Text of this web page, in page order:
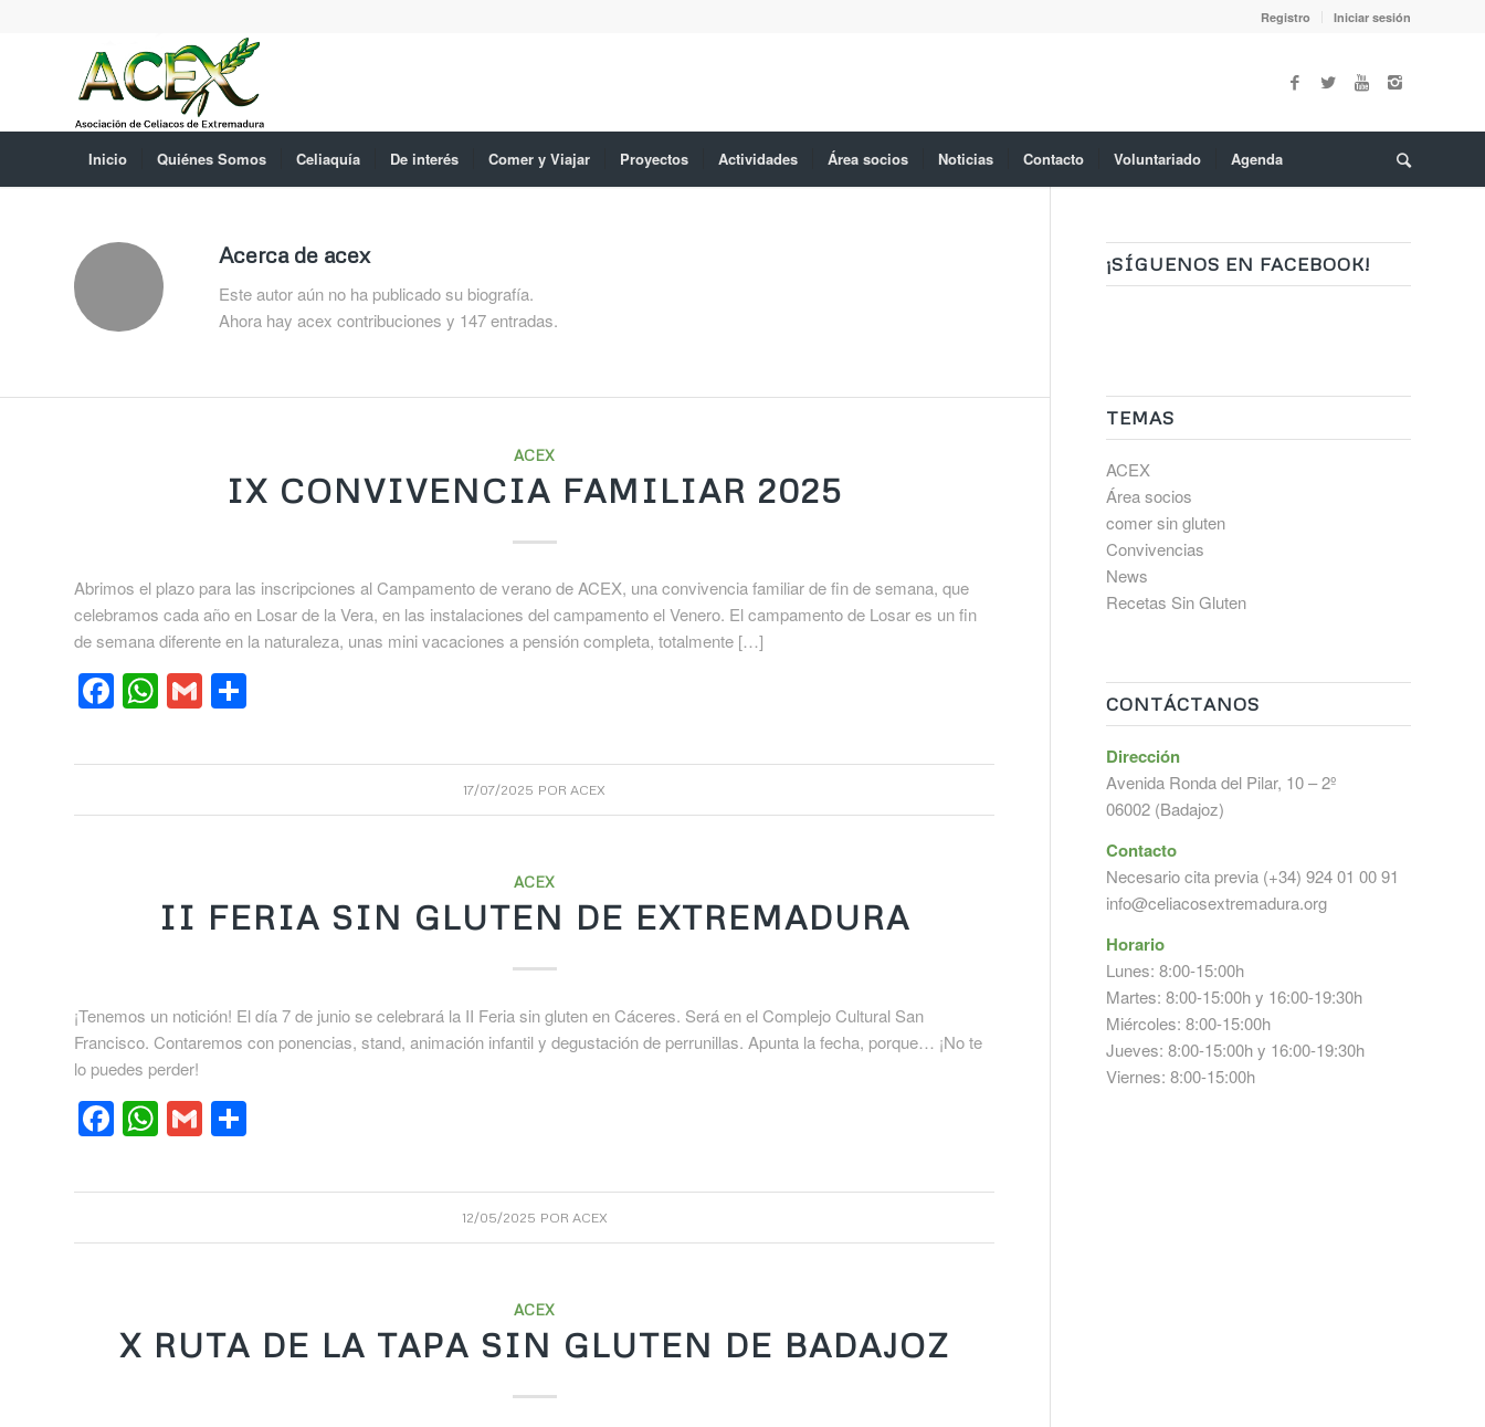
Registro Iniciar sesión
Inicio Quiénes Somos Celiaquía De interés Comer y Viajar Proyectos Actividades Área socios Noticias Contacto Voluntariado Agenda
Acerca de acex
Este autor aún no ha publicado su biografía.
Ahora hay acex contribuciones y 147 entradas.
ACEX
IX CONVIVENCIA FAMILIAR 2025
Abrimos el plazo para las inscripciones al Campamento de verano de ACEX, una convivencia familiar de fin de semana, que
celebramos cada año en Losar de la Vera, en las instalaciones del campamento el Venero. El campamento de Losar es un fin
de semana diferente en la naturaleza, unas mini vacaciones a pensión completa, totalmente […]
Facebook
WhatsApp
Gmail
17/07/2025 PORACEX
ACEX
II FERIA SIN GLUTEN DE EXTREMADURA
¡Tenemos un notición! El día 7 de junio se celebrará la II Feria sin gluten en Cáceres. Será en el Complejo Cultural San
Francisco. Contaremos con ponencias, stand, animación infantil y degustación de perrunillas. Apunta la fecha, porque… ¡No te
lo puedes perder!
Facebook
WhatsApp
Gmail
12/05/2025 POR ACEX
ACEX
X RUTA DE LA TAPA SIN GLUTEN DE BADAJOZ
¡SÍGUENOS EN FACEBOOK!
TEMAS
ACEX
Área socios
comer sin gluten
Convivencias
News
Recetas Sin Gluten
CONTÁCTANOS
Dirección
Avenida Ronda del Pilar, 10 – 2º
06002 (Badajoz)
Contacto
Necesario cita previa (+34) 924 01 00 91
info@celiacosextremadura.org
Horario
Lunes: 8:00-15:00h
Martes: 8:00-15:00h y 16:00-19:30h
Miércoles: 8:00-15:00h
Jueves: 8:00-15:00h y 16:00-19:30h
Viernes: 8:00-15:00h